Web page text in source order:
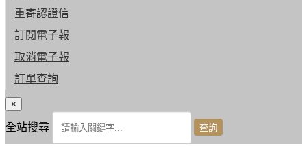
重寄認證信
訂閱電子報
取消電子報
訂單查詢
×
全站搜尋